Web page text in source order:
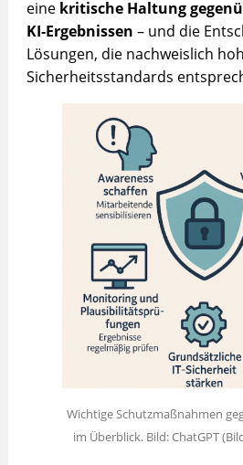
eine kritische Haltung
KI‑Ergebnissen – und die
Lösungen, die nachweislich
Sicherheitsstandards
Wichtige Schutzmaßnahmen
im Überblick. Bild: ChatGPT